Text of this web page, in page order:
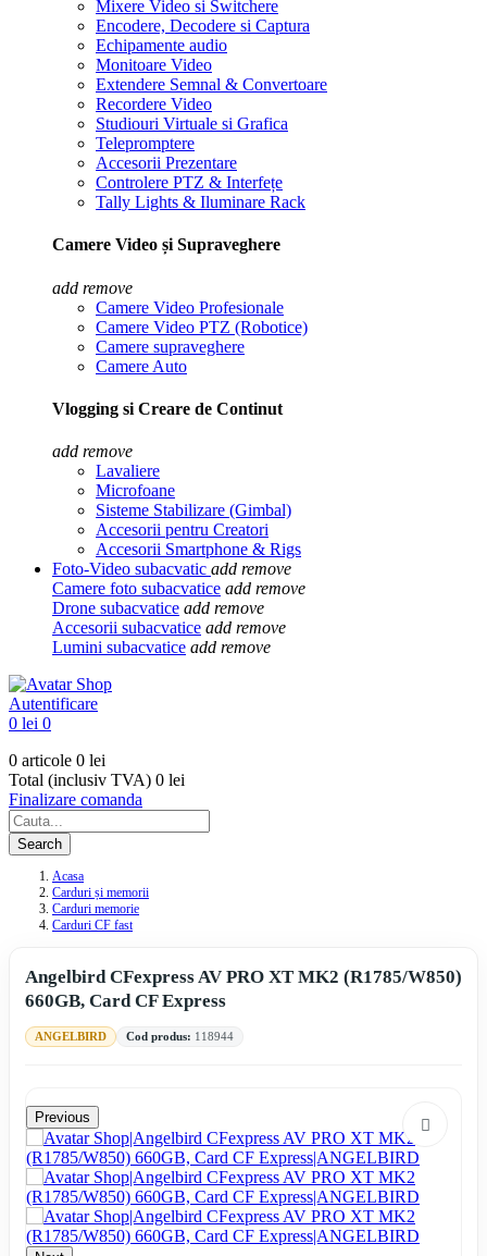
Mixere Video si Switchere
Encodere, Decodere si Captura
Echipamente audio
Monitoare Video
Extendere Semnal & Convertoare
Recordere Video
Studiouri Virtuale si Grafica
Telepromptere
Accesorii Prezentare
Controlere PTZ & Interfețe
Tally Lights & Iluminare Rack
Camere Video și Supraveghere
add remove
Camere Video Profesionale
Camere Video PTZ (Robotice)
Camere supraveghere
Camere Auto
Vlogging si Creare de Continut
add remove
Lavaliere
Microfoane
Sisteme Stabilizare (Gimbal)
Accesorii pentru Creatori
Accesorii Smartphone & Rigs
Foto-Video subacvatic add remove
Camere foto subacvatice add remove
Drone subacvatice add remove
Accesorii subacvatice add remove
Lumini subacvatice add remove
Autentificare
0 lei 0
0 articole 0 lei
Total (inclusiv TVA) 0 lei
Finalizare comanda
Search
Acasa
Carduri și memorii
Carduri memorie
Carduri CF fast
Angelbird CFexpress AV PRO XT MK2 (R1785/W850)
660GB, Card CF Express
ANGELBIRD Cod produs: 118944
Previous